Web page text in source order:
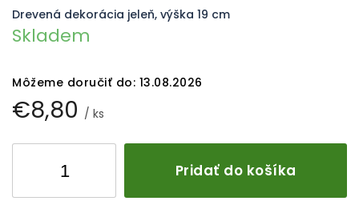
€8,80 / ks
Skladem
Môžeme doručiť do: 13.08.2026
Pridať do košíka
Drevená dekorácia jeleň, výška 19 cm